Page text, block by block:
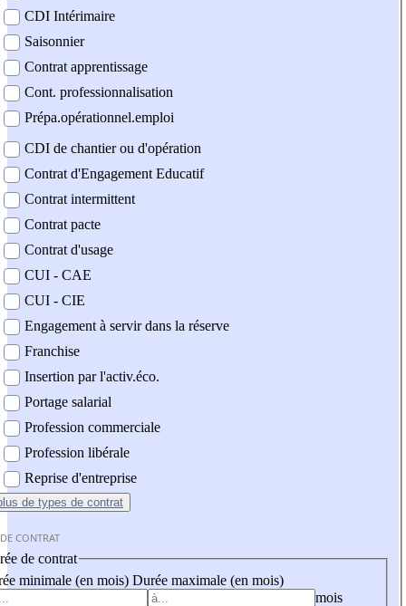
CDI Intérimaire
Saisonnier
Contrat apprentissage
Cont. professionnalisation
Prépa.opérationnel.emploi
CDI de chantier ou d'opération
Contrat d'Engagement Educatif
Contrat intermittent
Contrat pacte
Contrat d'usage
CUI - CAE
CUI - CIE
Engagement à servir dans la réserve
Franchise
Insertion par l'activ.éco.
Portage salarial
Profession commerciale
Profession libérale
Reprise d'entreprise
de types de contrat
CONTRAT
de contrat
minimale (en mois) Durée maximale (en mois)
mois